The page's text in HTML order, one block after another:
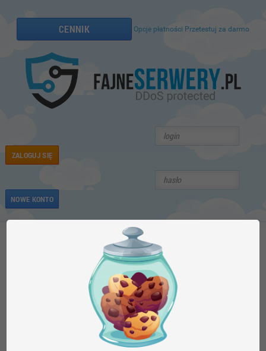
CENNIK Opcje płatności Przetestuj za darmo
ZALOGUJ SIĘ
NOWE KONTO
Minecraft skin rock4128
dla wersji: 1.9, 1.8, 1.7, 1.6,